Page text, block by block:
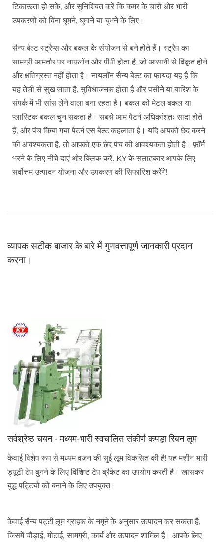
टिकाऊता हो सके, और सुनिश्चित करें कि कमर के चारों ओर भारी
उपकरणों को बिना घूमने, घुमाने या चुभने के लिए।
सैन्य बेल्ट स्ट्रैप्स और बकल के संयोजन से बने होते हैं। स्ट्रैप का
सामग्री आमतौर पर नायलॉन और पीपी होता है, जो आसानी से विकृत होने
और क्षतिग्रस्त नहीं होता है। नायलॉन सैन्य बेल्ट का फायदा यह है कि
यह तेजी से सुख जाता है, सुविधाजनक होता है और पसीने या बारिश के
संपर्क में भी सांस लेने वाला बना रहता है। बकल को मेटल बकल या
प्लास्टिक बकल चुन सकता है। सबसे आम पैटर्न अधिकांशतः सादा होते
हैं, और पंच किया गया पैटर्न एस बेल्ट कहलाता है। यदि आपको छेद करने
की आवश्यकता है, तो आपको एक छेद पंच की आवश्यकता होती है। फ़ॉर्म
भरने के लिए नीचे दाएं ओर क्लिक करें, KY के सलाहकार आपके लिए
सर्वोत्तम उत्पादन योजना और उपकरण की सिफारिश करेंगे!
व्यापक सटीक बाजार के बारे में गुणवत्तापूर्ण जानकारी प्रदान
करना।
सर्वश्रेष्ठ चयन - मध्यम-भारी स्वचालित संकीर्ण कपड़ा रिबन लूम
केवाई विशेष रूप से मध्यम वजन की सुई लूम विकसित की है! यह मशीन भारी
ड्यूटी टेप बुनने के लिए विशिष्ट टेप ब्रैकेट का उपयोग करती है। खासकर
युद्ध पट्टियों को बनाने के लिए उपयुक्त।
केवाई सैन्य पट्टी लूम ग्राहक के नमूने के अनुसार उत्पादन कर सकता है,
जिसमें चौड़ाई, मोटाई, सामग्री, कार्य और उत्पादन शामिल हैं। आपके लिए